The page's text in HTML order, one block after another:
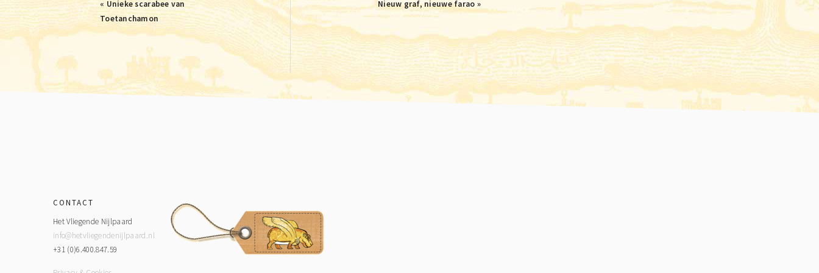
Previous
Post:
« Unieke scarabee van
Toetanchamon
Next
Post:
Nieuw graf, nieuwe farao »
CONTACT
Het Vliegende Nijlpaard
info@hetvliegendenijlpaard.nl
+31 (0)6.400.847.59